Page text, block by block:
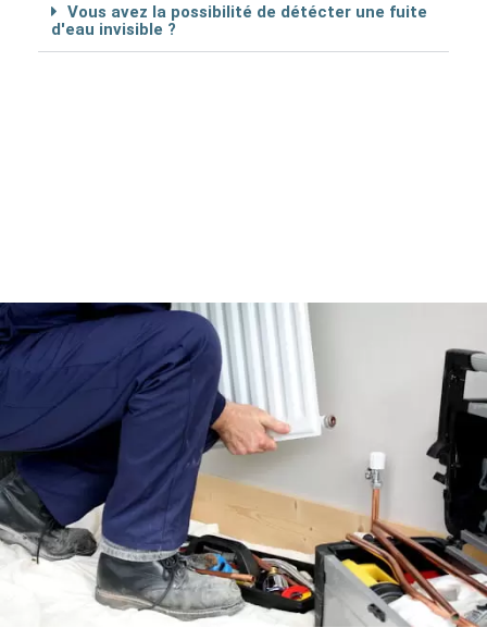
Vous avez la possibilité de détécter une fuite
d'eau invisible ?